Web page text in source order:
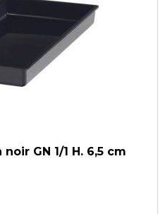
GN 1/1 H. 6,5 cm